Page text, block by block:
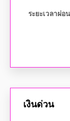
กู้เงินด่วน